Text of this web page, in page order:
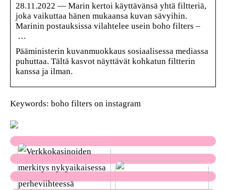
28.11.2022 — Marin kertoi käyttävänsä yhtä filtteriä,
joka vaikuttaa hänen mukaansa kuvan sävyihin.
Marinin postauksissa vilahtelee usein boho filters –
…
Pääministerin kuvanmuokkaus sosiaalisessa mediassa
puhuttaa. Tältä kasvot näyttävät kohkatun filtterin
kanssa ja ilman.
Keywords: boho filters on instagram